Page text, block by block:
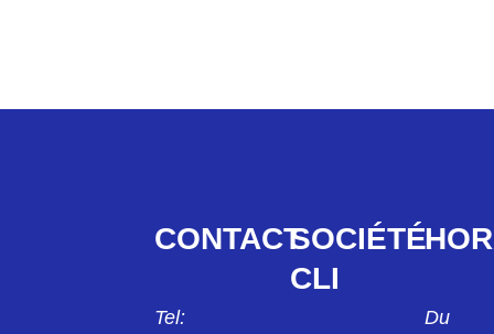
CONTACT
Tel:
SOCIÉTÉ
CLI
Du